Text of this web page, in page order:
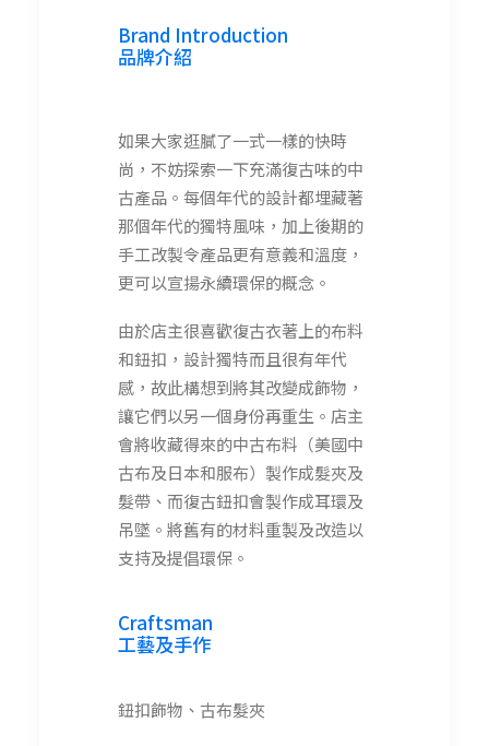
Brand Introduction
品牌介紹
如果大家逛膩了一式一樣的快時
尚，不妨探索一下充滿復古味的中
古產品。每個年代的設計都埋藏著
那個年代的獨特風味，加上後期的
手工改製令產品更有意義和溫度，
更可以宣揚永續環保的概念。
由於店主很喜歡復古衣著上的布料
和鈕扣，設計獨特而且很有年代
感，故此構想到將其改變成飾物，
讓它們以另一個身份再重生。店主
會將收藏得來的中古布料（美國中
古布及日本和服布）製作成髮夾及
髮帶、而復古鈕扣會製作成耳環及
吊墜。將舊有的材料重製及改造以
支持及提倡環保。
Craftsman
工藝及手作
鈕扣飾物、古布髮夾